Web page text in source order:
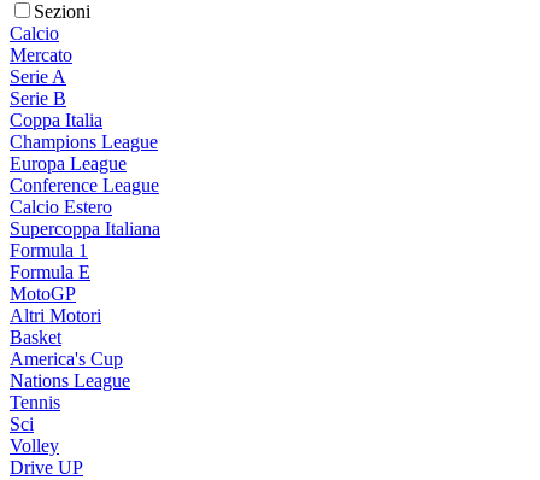
Sezioni
Calcio
Mercato
Serie A
Serie B
Coppa Italia
Champions League
Europa League
Conference League
Calcio Estero
Supercoppa Italiana
Formula 1
Formula E
MotoGP
Altri Motori
Basket
America's Cup
Nations League
Tennis
Sci
Volley
Drive UP